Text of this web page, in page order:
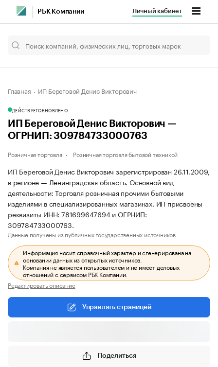
РБК Компании Личный кабинет
Главная ИП Береговой Денис Викторович
ДЕЙСТВУЕТОБНОВЛЕНО
ИП Береговой Денис Викторович —
ОГРНИП: 309784733000763
Розничная торговля Розничная торговля бытовой техникой
ИП Береговой Денис Викторович зарегистрирован 26.11.2009,
в регионе — Ленинградская область. Основной вид
деятельности: Торговля розничная прочими бытовыми
изделиями в специализированных магазинах. ИП присвоены
реквизиты ИНН: 781699647694 и ОГРНИП:
309784733000763.
Данные получены из публичных государственных источников.
Информация носит справочный характер и сгенерирована на
основании данных из открытых источников.
Компания не является пользователем и не имеет деловых
отношений с сервисом РБК Компании.
Редактировать описание
Управлять страницей
Поделиться